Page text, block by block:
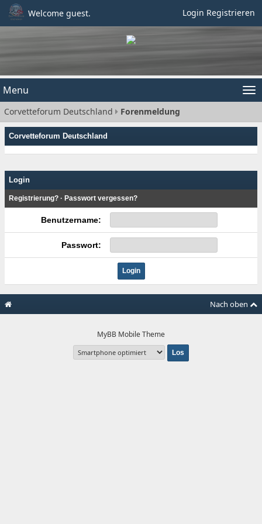
Welcome guest. Login Registrieren
Menu
Corvetteforum Deutschland Forenmeldung
Corvetteforum Deutschland
Login
Registrierung? · Passwort vergessen?
Benutzername:
Passwort:
Nach oben
MyBB Mobile Theme